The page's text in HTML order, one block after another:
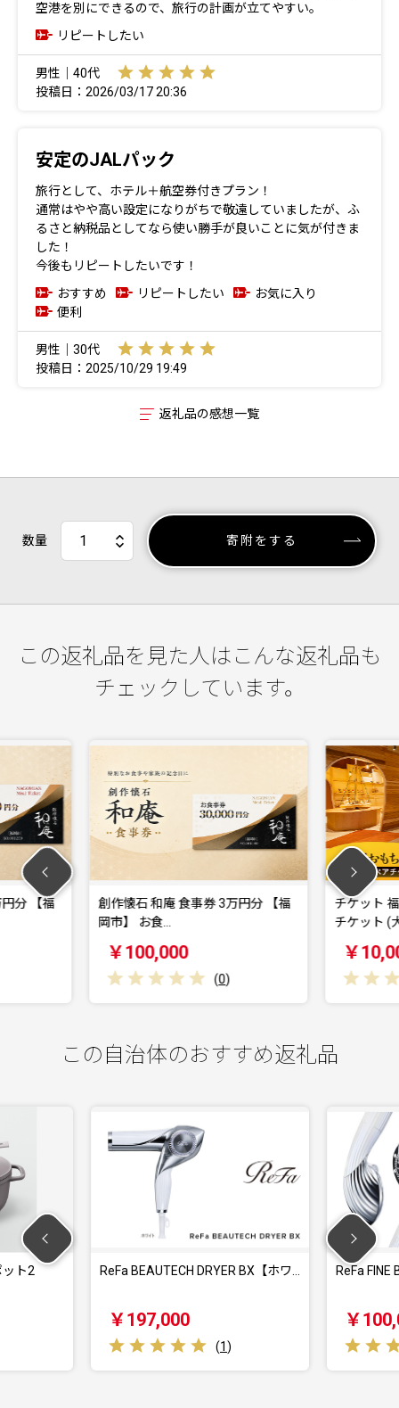
空港を別にできるので、旅行の計画が立てやすい。
リピートしたい
男性｜40代
投稿日：2026/03/17 20:36
安定のJALパック
旅行として、ホテル＋航空券付きプラン！
通常はやや高い設定になりがちで敬遠していましたが、ふ
るさと納税品としてなら使い勝手が良いことに気が付きま
した！
今後もリピートしたいです！
おすすめ
リピートしたい
お気に入り
便利
男性｜30代
投稿日：2025/10/29 19:49
返礼品の感想一覧
数量 寄附をする
この返礼品を見た人はこんな返礼品も
チェックしています。
分 【福
チケット 福岡おもちゃ美術館 ペア
チケット (大人…
￥10,000
(0)
青森カン
券
￥
この自治体のおすすめ返礼品
【ホワ… ReFa FINE BUBBLE PURE リファ…
￥100,000
(3)
マイシグ
￥